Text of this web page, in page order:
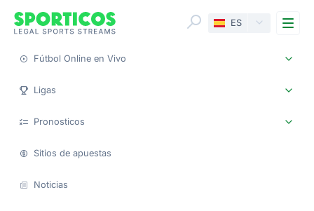
ES
Fútbol Online en Vivo
Ligas
Pronosticos
Sitios de apuestas
Noticias